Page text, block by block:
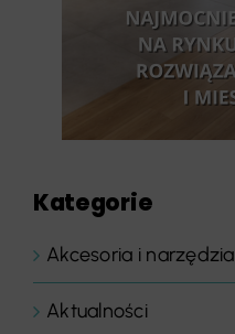
Kategorie
Akcesoria i narzędzia
Aktualności